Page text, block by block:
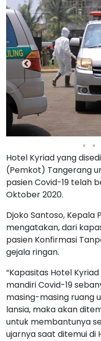
Hotel Kyriad yang
(Pemkot) Tangerang
pasien Covid-19 telah
Oktober 2020.
Djoko Santoso, Kepala
mengatakan, dari
pasien Konfirmasi
gejala ringan.
“Kapasitas Hotel
mandiri Covid-19
masing-masing ruang
lansia, maka akan
untuk membantunya
ujarnya saat ditemui di